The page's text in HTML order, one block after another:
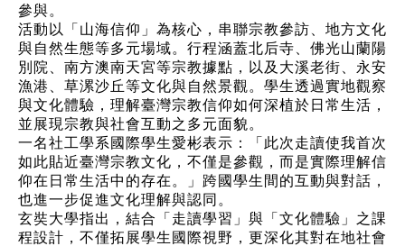
參與。
活動以「山海信仰」為核心，串聯宗教參訪、地方文化
與自然生態等多元場域。行程涵蓋北后寺、佛光山蘭陽
別院、南方澳南天宮等宗教據點，以及大溪老街、永安
漁港、草漯沙丘等文化與自然景觀。學生透過實地觀察
與文化體驗，理解臺灣宗教信仰如何深植於日常生活，
並展現宗教與社會互動之多元面貌。
一名社工學系國際學生愛彬表示：「此次走讀使我首次
如此貼近臺灣宗教文化，不僅是參觀，而是實際理解信
仰在日常生活中的存在。」跨國學生間的互動與對話，
也進一步促進文化理解與認同。
玄奘大學指出，結合「走讀學習」與「文化體驗」之課
程設計，不僅拓展學生國際視野，更深化其對在地社會